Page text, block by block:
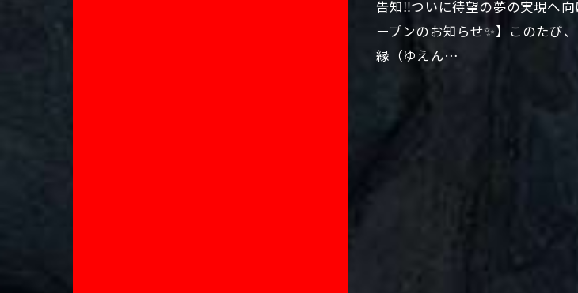
告知‼️ついに待望の夢の実現へ
ープンのお知らせ✨】このたび
縁（ゆえん…